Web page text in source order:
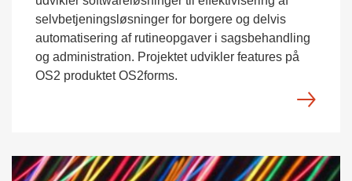
selvbetjeningsløsninger for borgere og delvis
automatisering af rutineopgaver i sagsbehandling
og administration. Projektet udvikler features på
OS2 produktet OS2forms.